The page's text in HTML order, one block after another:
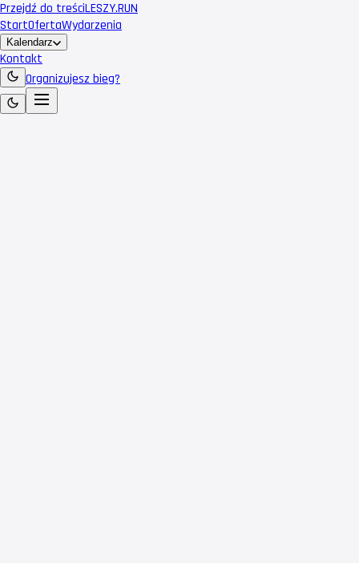
Przejdź do treściLESZY.RUN
StartOfertaWydarzenia
Kalendarz
Kontakt
Organizujesz bieg?